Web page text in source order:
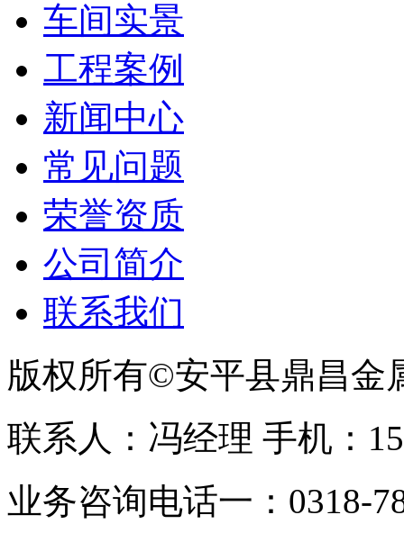
车间实景
工程案例
新闻中心
常见问题
荣誉资质
公司简介
联系我们
版权所有©安平县鼎昌金
联系人：冯经理 手机：
业务咨询电话一：0318-